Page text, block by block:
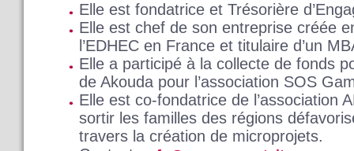
Elle est fondatrice et Trésorière
Elle est chef de son entreprise créée
l’EDHEC en France et titulaire d’un
Elle a participé à la collecte de fonds
de Akouda pour l’association SOS
Elle est co-fondatrice de l’association
sortir les familles des régions
travers la création de microprojets.